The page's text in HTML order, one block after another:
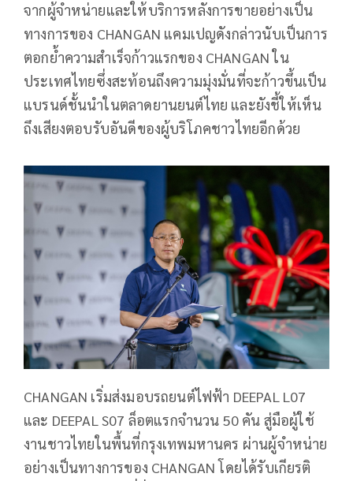
จากผู้จำหน่ายและให้บริการหลังการขายอย่างเป็น
ทางการของ CHANGAN แคมเปญดังกล่าวนับเป็นการ
ตอกย้ำความสำเร็จก้าวแรกของ CHANGAN ใน
ประเทศไทยซึ่งสะท้อนถึงความมุ่งมั่นที่จะก้าวขึ้นเป็น
แบรนด์ชั้นนำในตลาดยานยนต์ไทย และยังชี้ให้เห็น
ถึงเสียงตอบรับอันดีของผู้บริโภคชาวไทยอีกด้วย
CHANGAN เริ่มส่งมอบรถยนต์ไฟฟ้า DEEPAL L07
และ DEEPAL S07 ล็อตแรกจำนวน 50 คัน สู่มือผู้ใช้
งานชาวไทยในพื้นที่กรุงเทพมหานคร ผ่านผู้จำหน่าย
อย่างเป็นทางการของ CHANGAN โดยได้รับเกียรติ